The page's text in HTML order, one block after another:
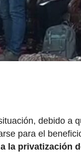
debido a
para el
la privatización